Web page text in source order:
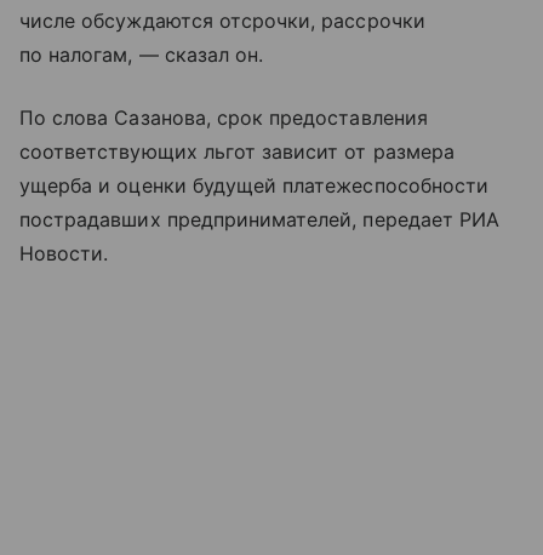
числе обсуждаются отсрочки, рассрочки
по налогам, — сказал он.
По слова Сазанова, срок предоставления
соответствующих льгот зависит от размера
ущерба и оценки будущей платежеспособности
пострадавших предпринимателей, передает РИА
Новости.